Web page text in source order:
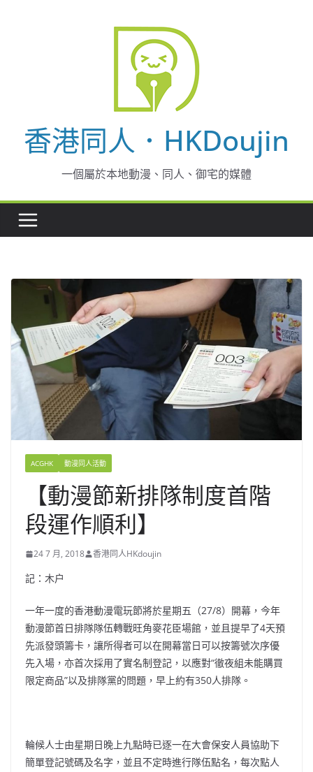
香港同人．HKDoujin
一個屬於本地動漫、同人、御宅的媒體
ACGHK 動漫同人活動
【動漫節新排隊制度首階
段運作順利】
24 7 月, 2018 香港同人HKdoujin
記：木户
一年一度的香港動漫電玩節將於星期五（27/8）開幕，今年
動漫節首日排隊隊伍轉戰旺角麥花臣場館，並且提早了4天預
先派發頭籌卡，讓所得者可以在開幕當日可以按籌號次序優
先入場，亦首次採用了實名制登記，以應對“徹夜組未能購買
限定商品”以及排隊黨的問題，早上約有350人排隊。
輪候人士由星期日晚上九點時已逐一在大會保安人員協助下
簡單登記號碼及名字，並且不定時進行隊伍點名， 每次點人